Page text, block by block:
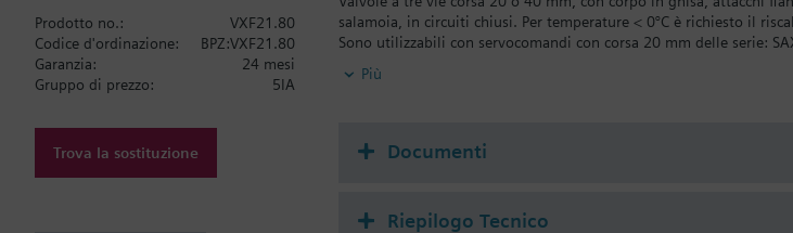
salamoia, in circuiti chiusi. Per temperature < 0°C è richiesto il
Sono utilizzabili con servocomandi con corsa 20 mm delle serie:
e con servocomandi con corsa 40 mm delle serie: SKC...
Sostituzione del premistoppa di tenuta:
bypass: lineare
Più
Prodotto no.:
VXF21.80
Codice d'ordinazione:
BPZ:VXF21.80
Garanzia:
24 mesi
Gruppo di prezzo:
5IA
Trova la sostituzione Documenti
Riepilogo Tecnico